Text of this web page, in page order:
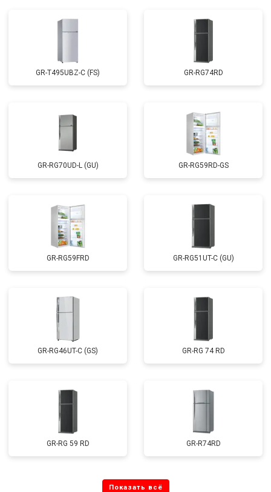
GR-T495UBZ-C (FS) GR-RG74RD
GR-RG70UD-L (GU) GR-RG59RD-GS
GR-RG59FRD GR-RG51UT-C (GU)
GR-RG46UT-C (GS) GR-RG 74 RD
GR-RG 59 RD GR-R74RD